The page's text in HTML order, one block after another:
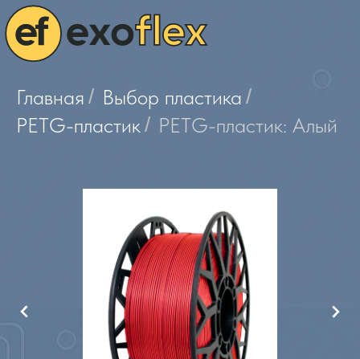
Главная / Выбор пластика /
PETG-пластик / PETG-пластик: Алый